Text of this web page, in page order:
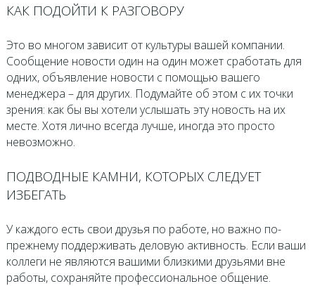
КАК ПОДОЙТИ К РАЗГОВОРУ
Это во многом зависит от культуры вашей компании.
Сообщение новости один на один может сработать для
одних, объявление новости с помощью вашего
менеджера – для других. Подумайте об этом с их точки
зрения: как бы вы хотели услышать эту новость на их
месте. Хотя лично всегда лучше, иногда это просто
невозможно.
ПОДВОДНЫЕ КАМНИ, КОТОРЫХ СЛЕДУЕТ
ИЗБЕГАТЬ
У каждого есть свои друзья по работе, но важно по-
прежнему поддерживать деловую активность. Если ваши
коллеги не являются вашими близкими друзьями вне
работы, сохраняйте профессиональное общение.